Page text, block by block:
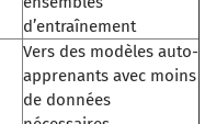
d’entraînement
Vers des modèles auto-
apprenants avec moins
de données